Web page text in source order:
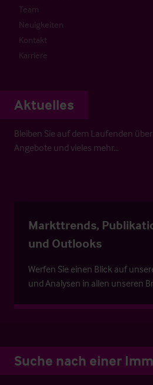
Team
Neuigkeiten
Kontakt
Karriere
Aktuelles
Bleiben Sie auf dem Laufenden
Angebote und vieles mehr…
Markttrends,
und Outlooks
Werfen Sie einen Blick auf
und Analysen in allen unseren
Suche nach einer